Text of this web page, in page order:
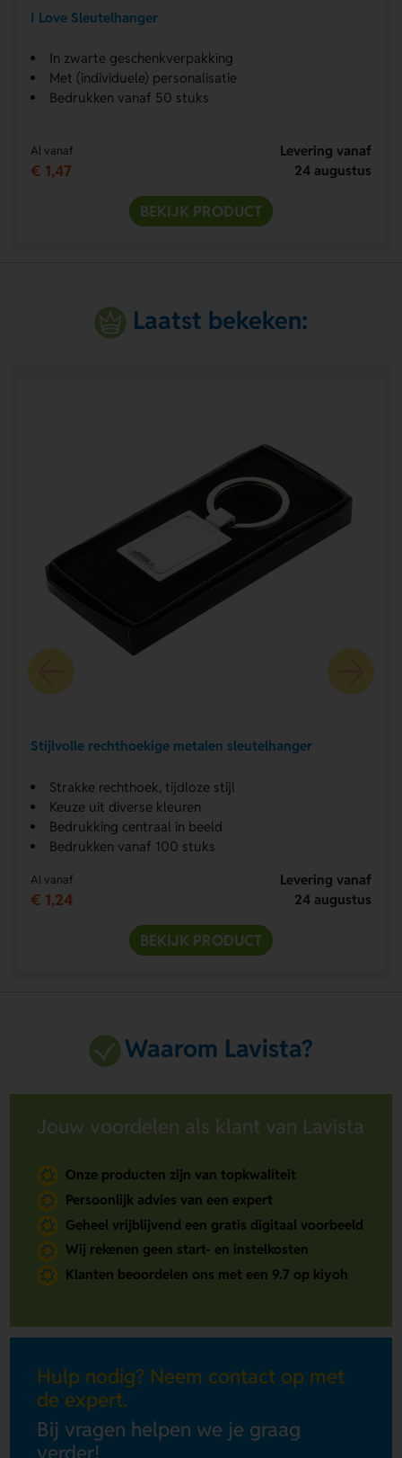
I Love Sleutelhanger
In zwarte geschenkverpakking
Met (individuele) personalisatie
Bedrukken vanaf 50 stuks
Al vanaf
€ 1,47
Levering vanaf
24 augustus
BEKIJK PRODUCT
Laatst bekeken:
Stijlvolle rechthoekige metalen sleutelhanger
Strakke rechthoek, tijdloze stijl
Keuze uit diverse kleuren
Bedrukking centraal in beeld
Bedrukken vanaf 100 stuks
Al vanaf
€ 1,24
Levering vanaf
24 augustus
BEKIJK PRODUCT
Waarom Lavista?
Jouw voordelen als klant van Lavista
Onze producten zijn van topkwaliteit
Persoonlijk advies van een expert
Geheel vrijblijvend een gratis digitaal voorbeeld
Wij rekenen geen start- en instelkosten
Klanten beoordelen ons met een 9.7 op kiyoh
Hulp nodig? Neem contact op met
de expert.
Bij vragen helpen we je graag
verder!